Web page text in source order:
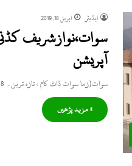
ایڈیٹر اپریل 18, 2019
سوات،نوازشریف
آپریشن
سوات(زما سوات ڈاٹ کام ، تازہ ترین۔ 18 اپریل 2018ء ) نوازشریف کڈنی اسپتال سنگوٹہ سوات میں صوبے کی تاریخ میں…
» مزید پڑھیں